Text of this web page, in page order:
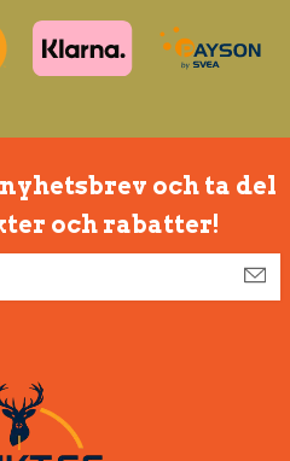
och ta del
och rabatter!